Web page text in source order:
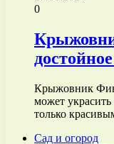
0
Крыжовник
может
только
Сад и огород